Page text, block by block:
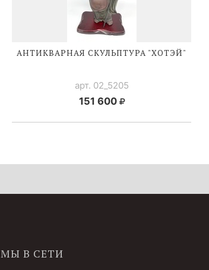
АНТИКВАРНАЯ СКУЛЬПТУРА "ХОТЭЙ"
арт. 02_5205
151 600
МЫ В СЕТИ